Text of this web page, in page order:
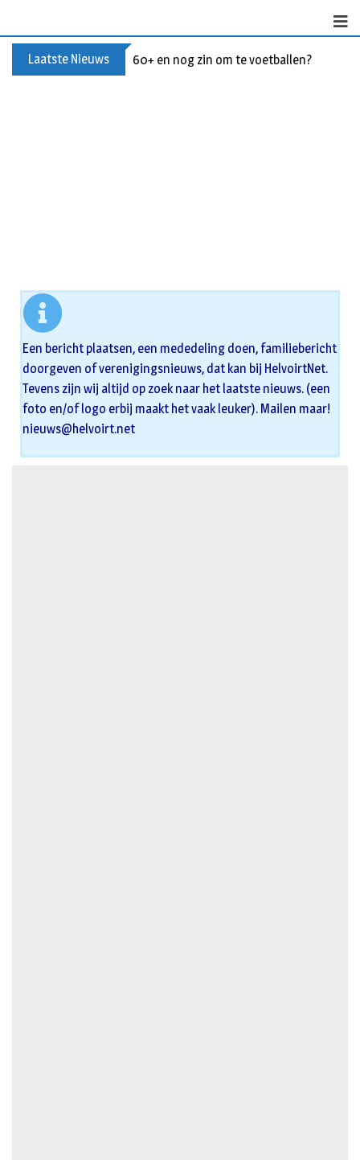
Laatste Nieuws 60+ en nog zin om te voetballen? Kom
Een bericht plaatsen, een mededeling doen, familiebericht
doorgeven of verenigingsnieuws, dat kan bij HelvoirtNet.
Tevens zijn wij altijd op zoek naar het laatste nieuws. (een
foto en/of logo erbij maakt het vaak leuker). Mailen maar!
nieuws@helvoirt.net